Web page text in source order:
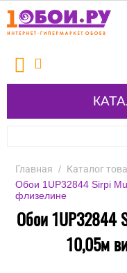
Главная / Каталог
Обои 1UP32844 Sirpi
флизелине
Обои 1UP32844
10,05м